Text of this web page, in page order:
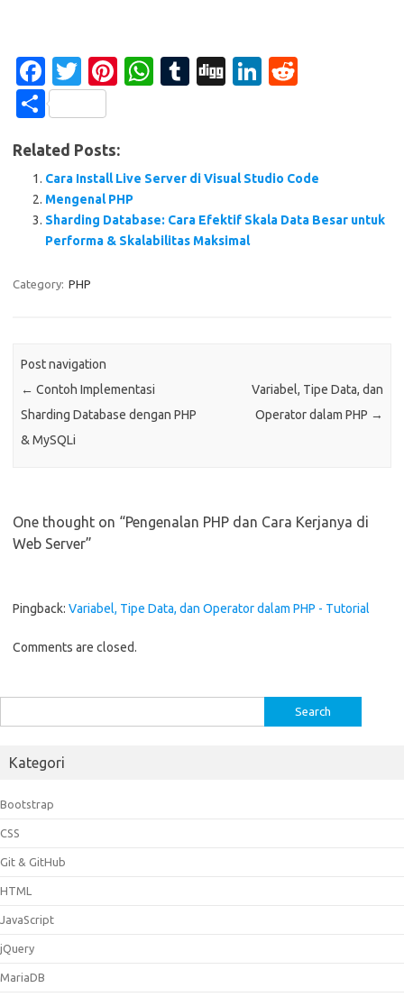
Fa
c
e
b
o
o
k
T
w
it
te
r
Pi
es
t
W
A
p
p
T
r
Di Li
dI
n
t
S
ar
e
Related Posts:
Cara Install Live Server di Visual Studio Code
Mengenal PHP
Sharding Database: Cara Efektif Skala Data Besar untuk
Performa & Skalabilitas Maksimal
Category: PHP
Post navigation
← Contoh Implementasi
Sharding Database dengan PHP
& MySQLi
Variabel, Tipe Data, dan
Operator dalam PHP →
One thought on “Pengenalan PHP dan Cara Kerjanya di
Web Server”
Pingback: Variabel, Tipe Data, dan Operator dalam PHP - Tutorial
Comments are closed.
for:
Kategori
Bootstrap
CSS
Git & GitHub
HTML
JavaScript
jQuery
MariaDB